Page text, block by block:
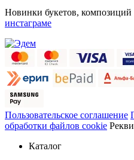
Новинки букетов, композиций
инстаграме
Пользовательское соглашение
обработки файлов cookie
Каталог